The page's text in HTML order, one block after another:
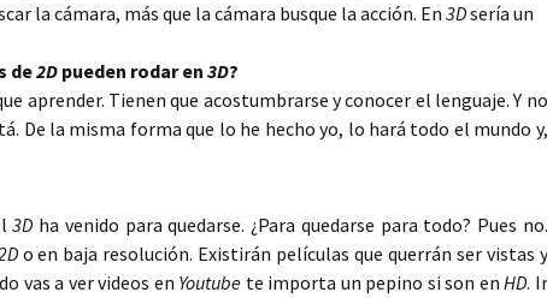
la cámara, más que la cámara busque la acción. En 3Dsería un
de2D pueden rodar en 3D?
aprender. Tienen que acostumbrarse y conocer el lenguaje. Y no
De la misma forma que lo he hecho yo, lo hará todo el mundo y,
3D ha venido para quedarse. ¿Para quedarse para todo? Pues no.
o en baja resolución. Existirán películas que querrán ser vistas y
vas a ver videos en Youtube te importa un pepino si son enHD. Ir